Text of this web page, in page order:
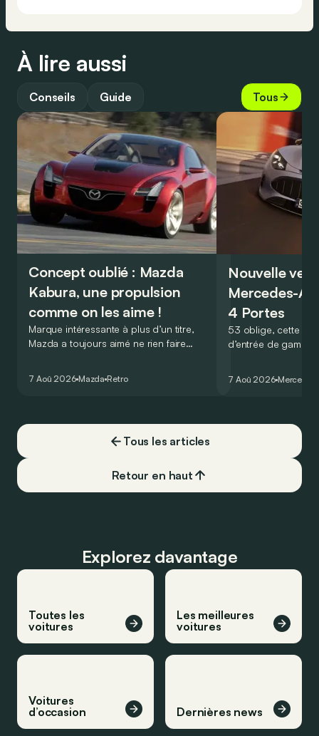
À lire aussi
Conseils Guide Tous
Concept oublié : Mazda
Kabura, une propulsion
comme on les aime !
Marque intéressante à plus d’un titre,
Mazda a toujours aimé ne rien faire
de la plus belle des manières…
7 Aoû 2026 Mazda Retro
Nouvelle
Mercedes-
4 Portes
53 oblige, cette
d’entrée de
moins…
7 Aoû 2026 Mercedes
Tous les articles
Retour en haut
Explorez davantage
Toutes les
voitures
Les meilleures
voitures
Voitures
d’occasion
Dernières news